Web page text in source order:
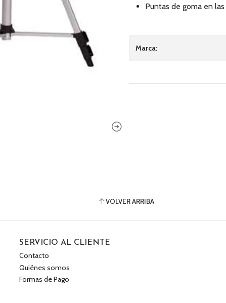
Puntas de goma en
Marca:
VOLVER ARRIBA
SERVICIO AL CLIENTE
Contacto
Quiénes somos
Formas de Pago